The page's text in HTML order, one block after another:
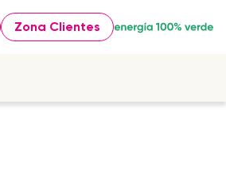
Zona Clientes